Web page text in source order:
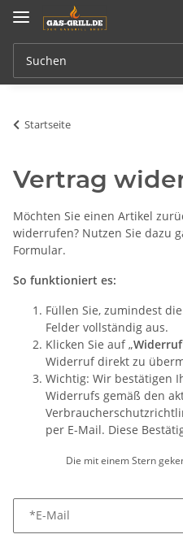
Startseite
Vertrag
Möchten Sie einen Artikel
widerrufen? Nutzen Sie dazu
Formular.
So funktioniert es:
Füllen Sie, zumindest
Felder vollständig aus.
Klicken Sie auf „
Widerruf direkt zu
Wichtig: Wir bestätigen
Widerrufs gemäß den
per E-Mail. Diese
Die mit einem Stern
*E-Mail